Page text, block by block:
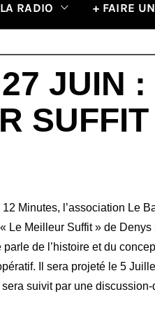
RADIO + FAIRE
JUIN
SUFFIT
Minutes, l’association Le
Le Meilleur Suffit » de Denys
de l’histoire et du
Il sera projeté le 5
suivit par une discussion-